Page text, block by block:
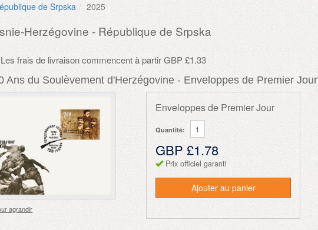
de Srpska 2025
Herzégovine - République de Srpska
frais de livraison commencent à partir GBP £1.33
Ans du Soulèvement d'Herzégovine - Enveloppes de Premier Jour
agrandir
Enveloppes de Premier Jour
Quantité:
GBP £1.78
Prix officiel garanti
Ajouter au panier